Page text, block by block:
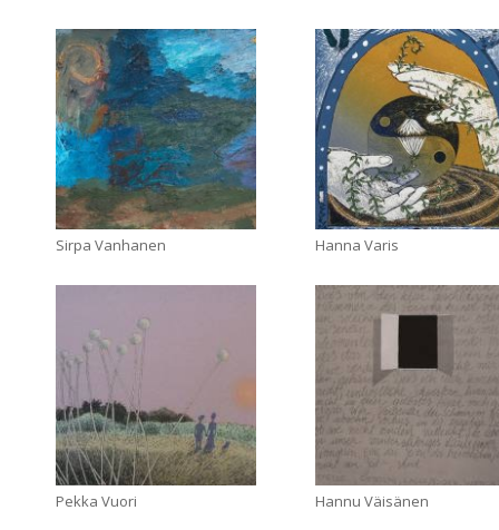
Sirpa Vanhanen Hanna Varis
Pekka Vuori Hannu Väisänen